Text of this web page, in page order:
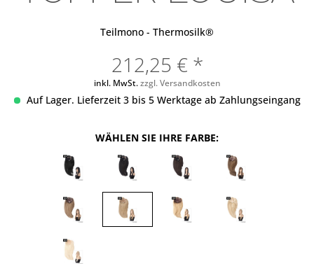
Teilmono - Thermosilk®
212,25 € *
inkl. MwSt.zzgl. Versandkosten
Auf Lager. Lieferzeit 3 bis 5 Werktage ab Zahlungseingang
WÄHLEN SIE IHRE FARBE: